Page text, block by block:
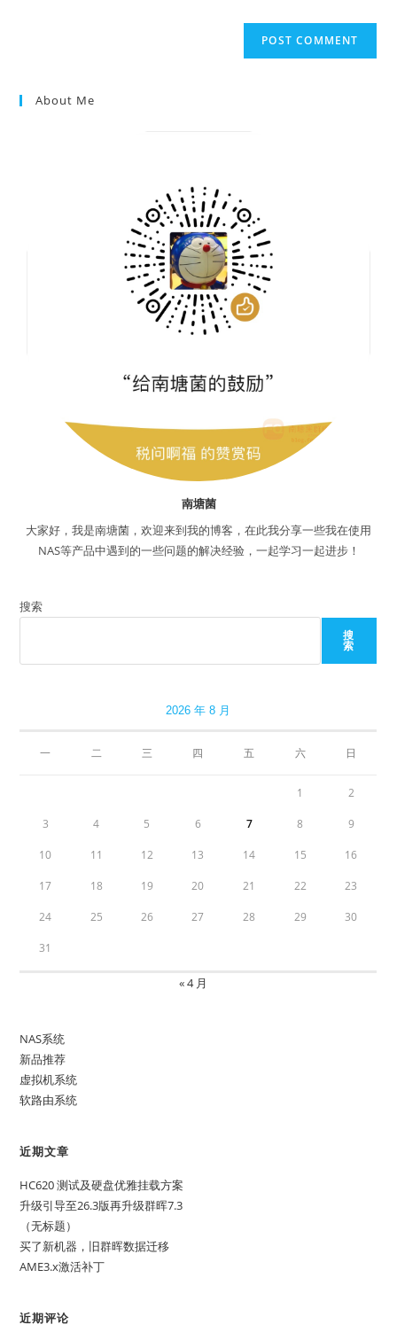
About Me
南塘菌
大家好，我是南塘菌，欢迎来到我的博客，在此我分享一些我在使用
NAS等产品中遇到的一些问题的解决经验，一起学习一起进步！
搜索
搜
索
2026 年 8 月
一 二 三 四 五 六 日
1 2
3 4 5 6 7 8 9
10 11 12 13 14 15 16
17 18 19 20 21 22 23
24 25 26 27 28 29 30
31
« 4 月
NAS系统
新品推荐
虚拟机系统
软路由系统
近期文章
HC620 测试及硬盘优雅挂载方案
升级引导至26.3版再升级群晖7.3
（无标题）
买了新机器，旧群晖数据迁移
AME3.x激活补丁
近期评论